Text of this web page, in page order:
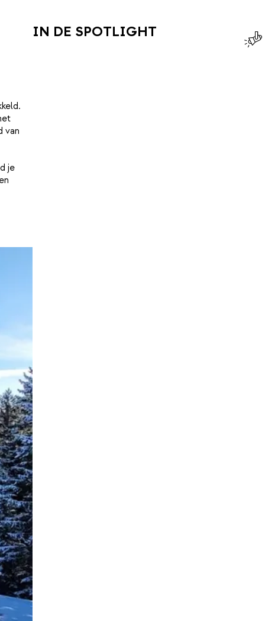
van
je
IN DE SPOTLIGHT